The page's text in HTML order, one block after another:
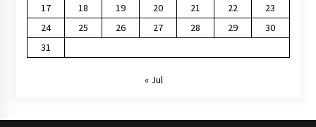
17
18 19 20 21 22
23
24
25 26 27 28 29
30
31
« Jul